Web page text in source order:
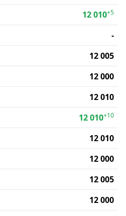
12 010+5
-
12 005
12 000
12 010
12 010+10
12 010
12 000
12 005
12 000